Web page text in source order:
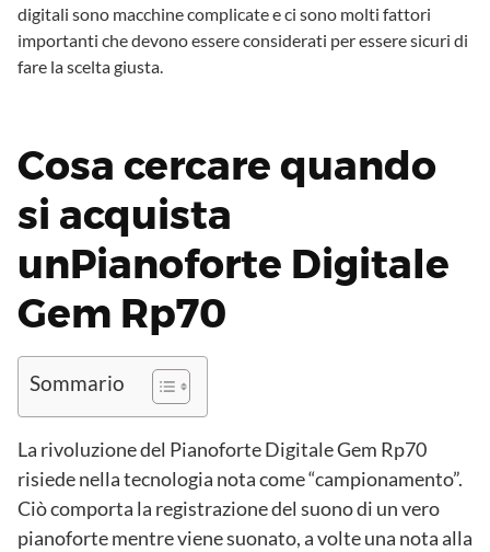
digitali sono macchine complicate e ci sono molti fattori
importanti che devono essere considerati per essere sicuri di
fare la scelta giusta.
Cosa cercare quando
si acquista
unPianoforte Digitale
Gem Rp70
Sommario
La rivoluzione del Pianoforte Digitale Gem Rp70
risiede nella tecnologia nota come “campionamento”.
Ciò comporta la registrazione del suono di un vero
pianoforte mentre viene suonato, a volte una nota alla